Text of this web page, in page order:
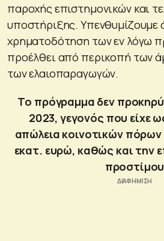
παροχής επιστημονικών και
υποστήριξης. Υπενθυμίζουμε
χρηματοδότηση των εν λόγω
προέλθει από περικοπή των
των ελαιοπαραγωγών.
Το πρόγραμμα δεν
2023, γεγονός που είχε
απώλεια κοινοτικών
εκατ. ευρώ, καθώς και την
προστίμου